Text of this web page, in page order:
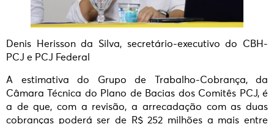
Denis Herisson da Silva, secretário-executivo do CBH-
PCJ e PCJ Federal
A estimativa do Grupo de Trabalho-Cobrança, da
Câmara Técnica do Plano de Bacias dos Comitês PCJ, é
a de que, com a revisão, a arrecadação com as duas
cobranças poderá ser de R$ 252 milhões a mais entre